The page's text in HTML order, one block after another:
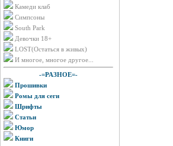
Камеди клаб
Симпсоны
South Park
Девочки 18+
LOST(Остаться в живых)
И многое, многое другое...
-=РАЗНОЕ=-
Прошивки
Ромы для сеги
Шрифты
Статьи
Юмор
Книги